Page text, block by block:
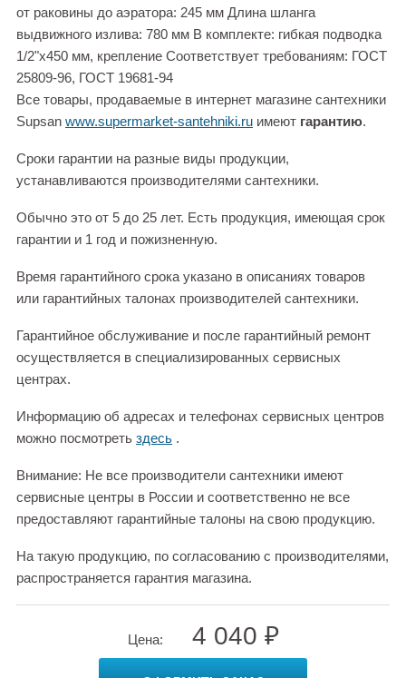
от раковины до аэратора: 245 мм Длина шланга
выдвижного излива: 780 мм В комплекте: гибкая подводка
1/2"х450 мм, крепление Соответствует требованиям: ГОСТ
25809-96, ГОСТ 19681-94
Все товары, продаваемые в интернет магазине сантехники
Supsan www.supermarket-santehniki.ru имеют гарантию.
Сроки гарантии на разные виды продукции,
устанавливаются производителями сантехники.
Обычно это от 5 до 25 лет. Есть продукция, имеющая срок
гарантии и 1 год и пожизненную.
Время гарантийного срока указано в описаниях товаров
или гарантийных талонах производителей сантехники.
Гарантийное обслуживание и после гарантийный ремонт
осуществляется в специализированных сервисных
центрах.
Информацию об адресах и телефонах сервисных центров
можно посмотреть здесь .
Внимание: Не все производители сантехники имеют
сервисные центры в России и соответственно не все
предоставляют гарантийные талоны на свою продукцию.
На такую продукцию, по согласованию с производителями,
распространяется гарантия магазина.
Цена: 4 040 ₽